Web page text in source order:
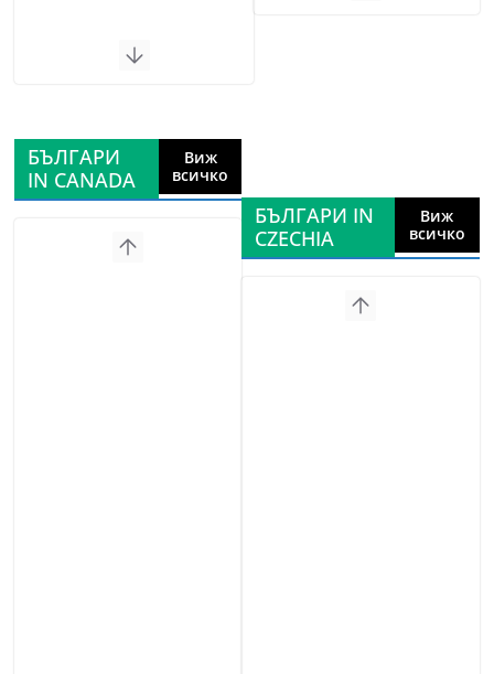
БЪЛГАРИ
IN CANADA
Виж
всичко
БЪЛГАРИ IN
CZECHIA
Виж
всичко